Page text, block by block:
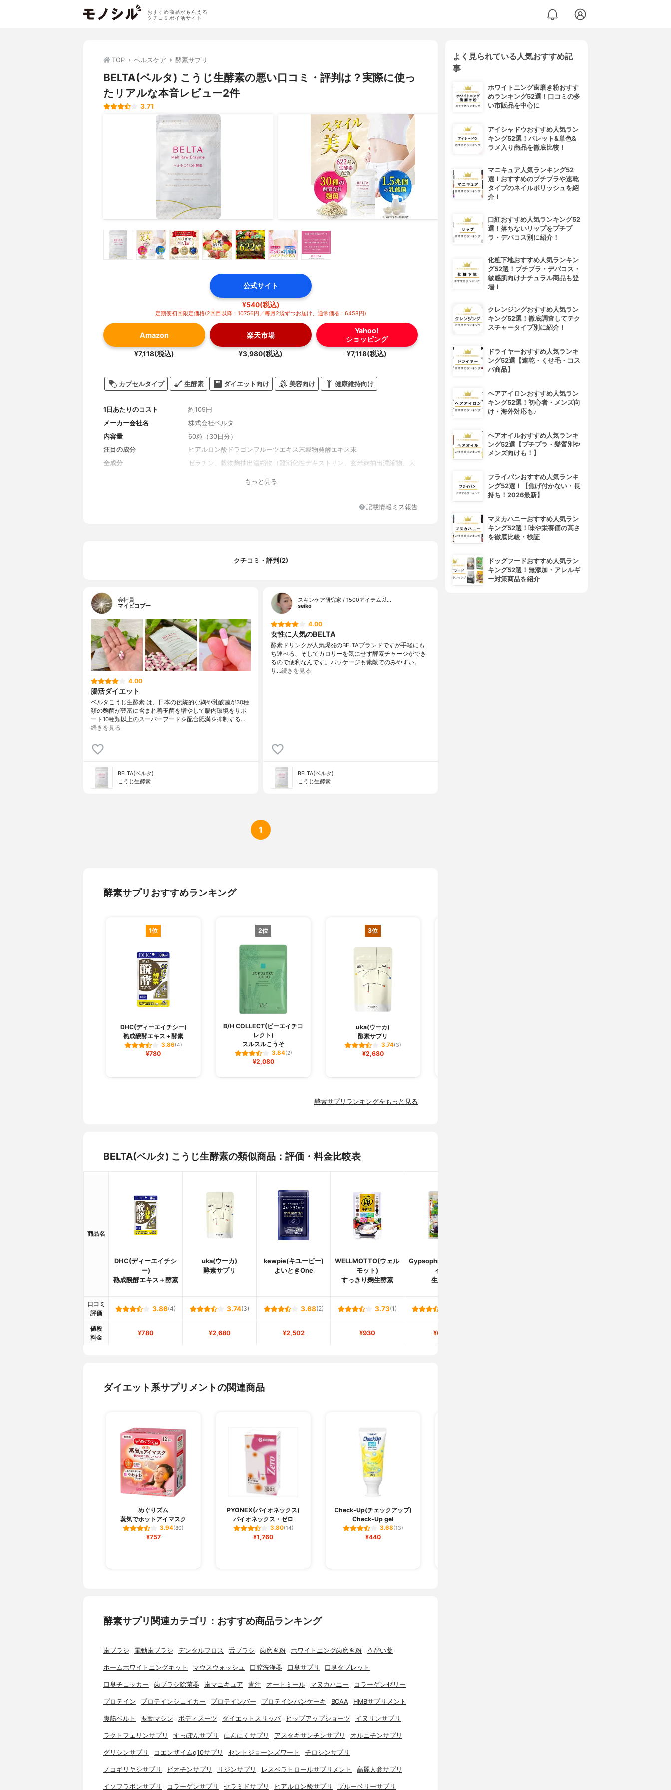
おすすめ商品がもらえる
クチコミポイ活サイト
TOP ヘルスケア 酵素サプリ
BELTA(ベルタ) こうじ生酵素の悪い口コミ・評判は？実際に使っ
たリアルな本音レビュー2件
3.71
公式サイト
¥540(税込)
定期便初回限定価格(2回目以降：10756円／毎月2袋ずつお届け、通常価格：6458円)
Amazon
¥7,118(税込)
楽天市場
¥3,980(税込)
Yahoo!
ショッピング
¥7,118(税込)
カプセルタイプ 生酵素 ダイエット向け 美容向け 健康維持向け
1日あたりのコスト
約109円
メーカー会社名
株式会社ベルタ
内容量
60粒（30日分）
注目の成分
ヒアルロン酸ドラゴンフルーツエキス末穀物発酵エキス末
全成分
ゼラチン、穀物麹抽出濃縮物（難消化性デキストリン、玄米麹抽出濃縮物、大
キス末、乳酸菌末（殺菌）、穀物麹（大麦、あわ、ひえ、きび、タカキビ、紫
ゴンフルーツエキス末、穀物発酵エキス末、キヌアスプラウトパウダー、コエ
ューナッツ・山芋・小麦を含む）
もっと見る
記載情報ミス報告
クチコミ・評判(2)
会社員
マイピコブー
4.00
腸活ダイエット
ベルタこうじ生酵素 は、日本の伝統的な麹や乳酸菌が30種
類の麴菌が豊富に含まれ善玉菌を増やして腸内環境をサポ
ート10種類以上のスーパーフードを配合肥満を抑制する…
続きを見る
BELTA(ベルタ)
こうじ生酵素
スキンケア研究家 / 1500アイテム以…
seiko
4.00
女性に人気のBELTA
酵素ドリンクが人気爆発のBELTAブランドですが手軽にも
ち運べる、そしてカロリーを気にせず酵素チャージができ
るので便利なんです。パッケージも素敵でのみやすい。
サ…続きを見る
BELTA(ベルタ)
こうじ生酵素
1
酵素サプリおすすめランキング
1位
DHC(ディーエイチシー)
熟成醗酵エキス＋酵素
3.86(4)
¥780
2位
B/H COLLECT(ビーエイチコ
レクト)
スルスルこうそ
3.84(2)
¥2,080
3位
uka(ウーカ)
酵素サプリ
3.74(3)
¥2,680
酵素サプリランキングをもっと見る
BELTA(ベルタ) こうじ生酵素の類似商品：評価・料金比較表
商品名
DHC(ディーエイチシ
ー)
熟成醗酵エキス＋酵素
uka(ウーカ)
酵素サプリ
kewpie(キユーピー)
よいときOne
WELLMOTTO(ウェル
モット)
すっきり麹生酵素
GypsophilA(ジプソフ
ィラ)
生酵素
口コミ
評価
3.86(4) 3.74(3) 3.68(2) 3.73(1)
値段
料金
¥780 ¥2,680 ¥2,502 ¥930 ¥690
ダイエット系サプリメントの関連商品
めぐりズム
蒸気でホットアイマスク
3.94(80)
¥757
PYONEX(パイオネックス)
パイオネックス・ゼロ
3.80(14)
¥1,760
Check-Up(チェックアップ)
Check-Up gel
3.68(13)
¥440
酵素サプリ関連カテゴリ：おすすめ商品ランキング
歯ブラシ 電動歯ブラシ デンタルフロス 舌ブラシ 歯磨き粉 ホワイトニング歯磨き粉 うがい薬
ホームホワイトニングキット マウスウォッシュ 口腔洗浄器 口臭サプリ 口臭タブレット
口臭チェッカー 歯ブラシ除菌器 歯マニキュア 青汁 オートミール マヌカハニー コラーゲンゼリー
プロテイン プロテインシェイカー プロテインバー プロテインパンケーキ BCAA HMBサプリメント
腹筋ベルト 振動マシン ボディスーツ ダイエットスリッパ ヒップアップショーツ イヌリンサプリ
ラクトフェリンサプリ すっぽんサプリ にんにくサプリ アスタキサンチンサプリ オルニチンサプリ
グリシンサプリ コエンザイムq10サプリ セントジョーンズワート チロシンサプリ
ノコギリヤシサプリ ビオチンサプリ リジンサプリ レスベラトロールサプリメント 高麗人参サプリ
イソフラボンサプリ コラーゲンサプリ セラミドサプリ ヒアルロン酸サプリ ブルーベリーサプリ
よく見られている人気おすすめ記
事
ホワイトニング歯磨き粉おすす
めランキング52選！口コミの多
い市販品を中心に
アイシャドウおすすめ人気ラン
キング52選！パレット&単色&
ラメ入り商品を徹底比較！
マニキュア人気ランキング52
選！おすすめのプチプラや速乾
タイプのネイルポリッシュを紹
介！
口紅おすすめ人気ランキング52
選！落ちないリップをプチプ
ラ・デパコス別に紹介！
化粧下地おすすめ人気ランキン
グ52選！プチプラ・デパコス・
敏感肌向けナチュラル商品も登
場！
クレンジングおすすめ人気ラン
キング52選！徹底調査してテク
スチャータイプ別に紹介！
ドライヤーおすすめ人気ランキ
ング52選【速乾・くせ毛・コス
パ商品】
ヘアアイロンおすすめ人気ラン
キング52選！初心者・メンズ向
け・海外対応も♪
ヘアオイルおすすめ人気ランキ
ング52選【プチプラ・髪質別や
メンズ向けも！】
フライパンおすすめ人気ランキ
ング52選！【焦げ付かない・長
持ち！2026最新】
マヌカハニーおすすめ人気ラン
キング52選！味や栄養価の高さ
を徹底比較・検証
ドッグフードおすすめ人気ラン
キング52選！無添加・アレルギ
ー対策商品を紹介